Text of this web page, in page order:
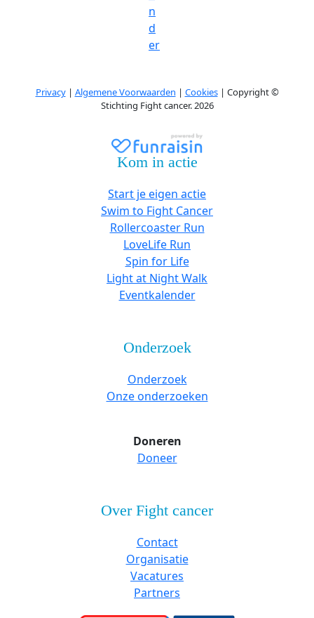
n
d
er
Privacy| Algemene Voorwaarden | Cookies| Copyright ©
Stichting Fight cancer. 2026
Kom in actie
Start je eigen actie
Swim to Fight Cancer
Rollercoaster Run
LoveLife Run
Spin for Life
Light at Night Walk
Eventkalender
Onderzoek
Onderzoek
Onze onderzoeken
Doneren
Doneer
Over Fight cancer
Contact
Organisatie
Vacatures
Partners